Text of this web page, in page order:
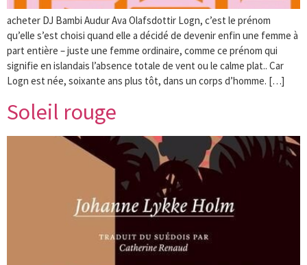
acheter DJ Bambi Audur Ava Olafsdottir Logn, c’est le prénom
qu’elle s’est choisi quand elle a décidé de devenir enfin une femme à
part entière – juste une femme ordinaire, comme ce prénom qui
signifie en islandais l’absence totale de vent ou le calme plat.. Car
Logn est née, soixante ans plus tôt, dans un corps d’homme. […]
Soleil rouge